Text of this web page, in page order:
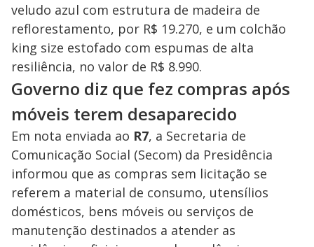
veludo azul com estrutura de madeira de
reflorestamento, por R$ 19.270, e um colchão
king size estofado com espumas de alta
resiliência, no valor de R$ 8.990.
Governo diz que fez compras após
móveis terem desaparecido
Em nota enviada ao R7, a Secretaria de
Comunicação Social (Secom) da Presidência
informou que as compras sem licitação se
referem a material de consumo, utensílios
domésticos, bens móveis ou serviços de
manutenção destinados a atender as